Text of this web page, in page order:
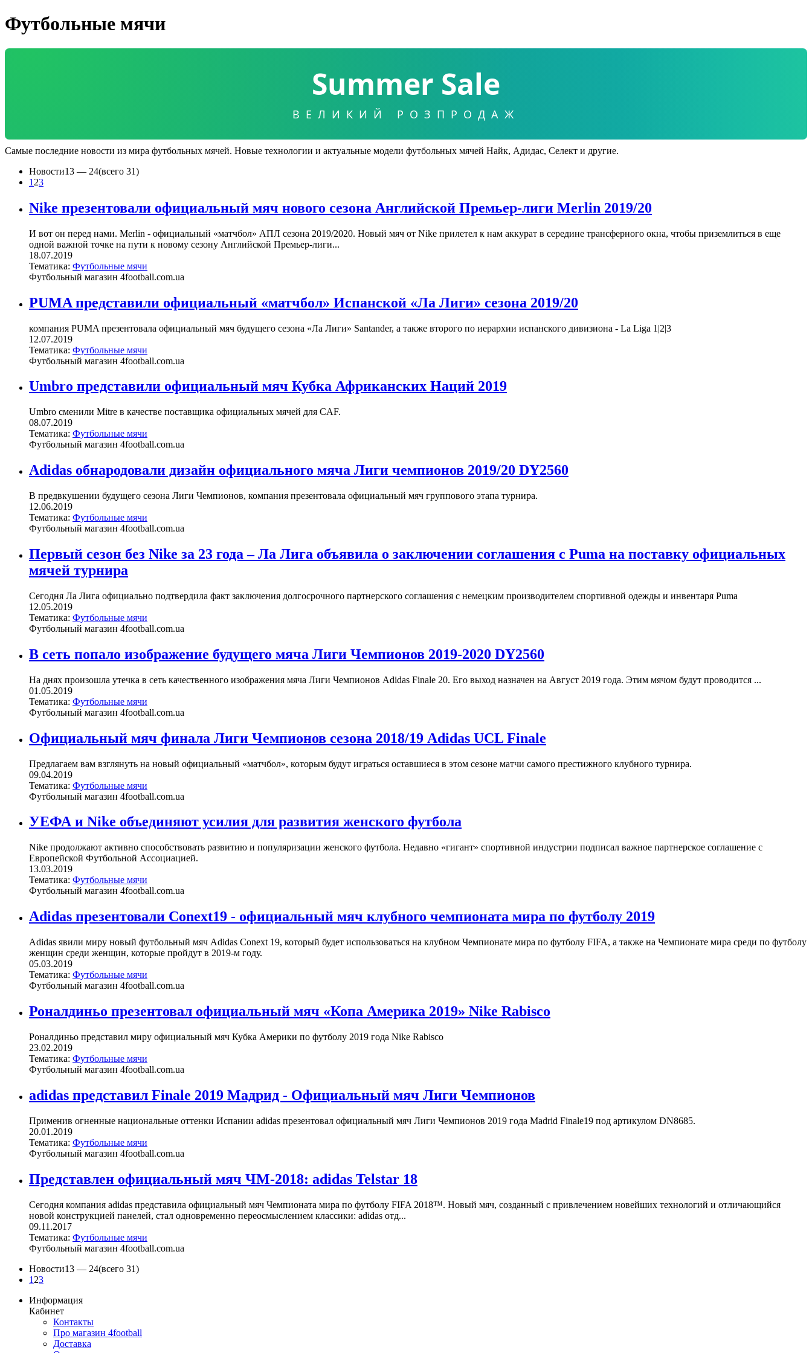
Футбольные мячи
Summer Sale
ВЕЛИКИЙ РОЗПРОДАЖ
Самые последние новости из мира футбольных мячей. Новые технологии и актуальные модели футбольных мячей Найк, Адидас, Селект и другие.
Новости13 — 24(всего 31)
1 23
Nike презентовали официальный мяч нового сезона Английской Премьер-лиги Merlin 2019/20
И вот он перед нами. Merlin - официальный «матчбол» АПЛ сезона 2019/2020. Новый мяч от Nike прилетел к нам аккурат в середине трансферного окна, чтобы приземлиться в еще
одной важной точке на пути к новому сезону Английской Премьер-лиги...
18.07.2019
Тематика: Футбольные мячи
Футбольный магазин 4football.com.ua
PUMA представили официальный «матчбол» Испанской «Ла Лиги» сезона 2019/20
компания PUMA презентовала официальный мяч будущего сезона «Ла Лиги» Santander, а также второго по иерархии испанского дивизиона - La Liga 1|2|3
12.07.2019
Тематика: Футбольные мячи
Футбольный магазин 4football.com.ua
Umbro представили официальный мяч Кубка Африканских Наций 2019
Umbro сменили Mitre в качестве поставщика официальных мячей для CAF.
08.07.2019
Тематика: Футбольные мячи
Футбольный магазин 4football.com.ua
Adidas обнародовали дизайн официального мяча Лиги чемпионов 2019/20 DY2560
В предвкушении будущего сезона Лиги Чемпионов, компания презентовала официальный мяч группового этапа турнира.
12.06.2019
Тематика: Футбольные мячи
Футбольный магазин 4football.com.ua
Первый сезон без Nike за 23 года – Ла Лига объявила о заключении соглашения с Puma на поставку официальных
мячей турнира
Сегодня Ла Лига официально подтвердила факт заключения долгосрочного партнерского соглашения с немецким производителем спортивной одежды и инвентаря Puma
12.05.2019
Тематика: Футбольные мячи
Футбольный магазин 4football.com.ua
В сеть попало изображение будущего мяча Лиги Чемпионов 2019-2020 DY2560
На днях произошла утечка в сеть качественного изображения мяча Лиги Чемпионов Adidas Finale 20. Его выход назначен на Август 2019 года. Этим мячом будут проводится ...
01.05.2019
Тематика: Футбольные мячи
Футбольный магазин 4football.com.ua
Официальный мяч финала Лиги Чемпионов сезона 2018/19 Adidas UCL Finale
Предлагаем вам взглянуть на новый официальный «матчбол», которым будут играться оставшиеся в этом сезоне матчи самого престижного клубного турнира.
09.04.2019
Тематика: Футбольные мячи
Футбольный магазин 4football.com.ua
УЕФА и Nike объединяют усилия для развития женского футбола
Nike продолжают активно способствовать развитию и популяризации женского футбола. Недавно «гигант» спортивной индустрии подписал важное партнерское соглашение с
Европейской Футбольной Ассоциацией.
13.03.2019
Тематика: Футбольные мячи
Футбольный магазин 4football.com.ua
Adidas презентовали Conext19 - официальный мяч клубного чемпионата мира по футболу 2019
Adidas явили миру новый футбольный мяч Adidas Conext 19, который будет использоваться на клубном Чемпионате мира по футболу FIFA, а также на Чемпионате мира среди по футболу
женщин среди женщин, которые пройдут в 2019-м году.
05.03.2019
Тематика: Футбольные мячи
Футбольный магазин 4football.com.ua
Роналдиньо презентовал официальный мяч «Копа Америка 2019» Nike Rabisco
Роналдиньо представил миру официальный мяч Кубка Америки по футболу 2019 года Nike Rabisco
23.02.2019
Тематика: Футбольные мячи
Футбольный магазин 4football.com.ua
adidas представил Finale 2019 Мадрид - Официальный мяч Лиги Чемпионов
Применив огненные национальные оттенки Испании adidas презентовал официальный мяч Лиги Чемпионов 2019 года Madrid Finale19 под артикулом DN8685.
20.01.2019
Тематика: Футбольные мячи
Футбольный магазин 4football.com.ua
Представлен официальный мяч ЧМ-2018: adidas Telstar 18
Сегодня компания adidas представила официальный мяч Чемпионата мира по футболу FIFA 2018™. Новый мяч, созданный с привлечением новейших технологий и отличающийся
новой конструкцией панелей, стал одновременно переосмыслением классики: adidas отд...
09.11.2017
Тематика: Футбольные мячи
Футбольный магазин 4football.com.ua
Новости13 — 24(всего 31)
1 23
Информация
Кабинет
Контакты
Про магазин 4football
Доставка